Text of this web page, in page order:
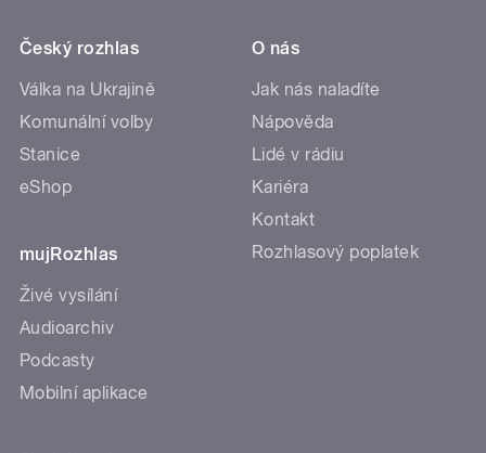
Český rozhlas
Válka na Ukrajině
Komunální volby
Stanice
eShop
mujRozhlas
Živé vysílání
Audioarchiv
Podcasty
Mobilní aplikace
O nás
Jak nás naladíte
Nápověda
Lidé v rádiu
Kariéra
Kontakt
Rozhlasový poplatek